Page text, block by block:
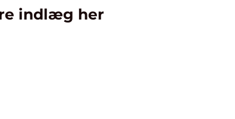
indlæg her